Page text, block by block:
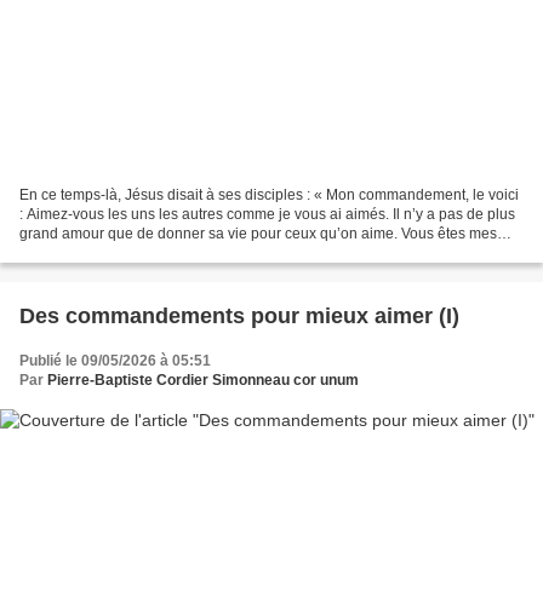
En ce temps-là, Jésus disait à ses disciples : « Mon commandement, le voici
: Aimez-vous les uns les autres comme je vous ai aimés. Il n’y a pas de plus
grand amour que de donner sa vie pour ceux qu’on aime. Vous êtes mes
Des commandements pour mieux aimer (I)
Publié le 09/05/2026 à 05:51
Par Pierre-Baptiste Cordier Simonneau cor unum